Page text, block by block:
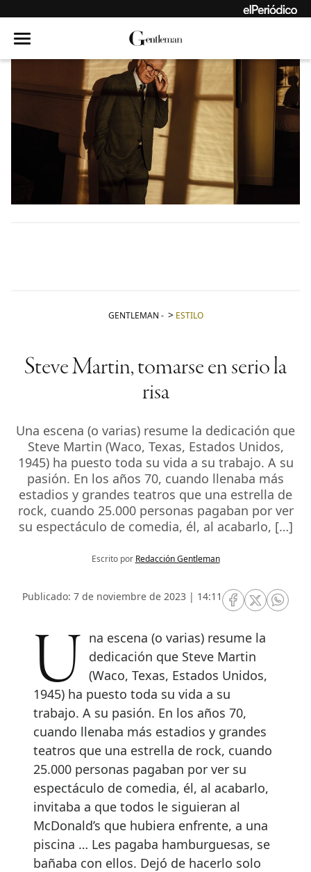
GENTLEMAN - ESTILO
Steve Martin, tomarse en serio la
risa
Una escena (o varias) resume la dedicación que
Steve Martin (Waco, Texas, Estados Unidos,
1945) ha puesto toda su vida a su trabajo. A su
pasión. En los años 70, cuando llenaba más
estadios y grandes teatros que una estrella de
rock, cuando 25.000 personas pagaban por ver
su espectáculo de comedia, él, al acabarlo, […]
Escrito por Redacción Gentleman
Publicado: 7 de noviembre de 2023 | 14:11
RRSS Facebook
RRSSRRSS
Una escena (o varias) resume la
dedicación que Steve Martin
(Waco, Texas, Estados Unidos,
1945) ha puesto toda su vida a su
trabajo. A su pasión. En los años 70,
cuando llenaba más estadios y grandes
teatros que una estrella de rock, cuando
25.000 personas pagaban por ver su
espectáculo de comedia, él, al acabarlo,
invitaba a que todos le siguieran al
McDonald’s que hubiera enfrente, a una
piscina … Les pagaba hamburguesas, se
bañaba con ellos. Dejó de hacerlo solo